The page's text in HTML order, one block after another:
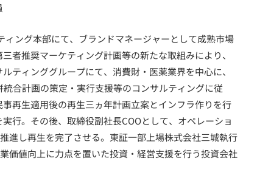
ング本部にて、ブランドマネージャーとして成熟市場
者推奨マーケティング計画等の新たな取組みにより、
ティンググループにて、消費財・医薬業界を中心に、
合計画の策定・実行支援等のコンサルティングに従
再生適用後の再生三ヵ年計画立案とインフラ作りを行
行。その後、取締役副社長COOとして、オペレーショ
進し再生を完了させる。東証一部上場株式会社三城執行
価値向上に力点を置いた投資・経営支援を行う投資会社